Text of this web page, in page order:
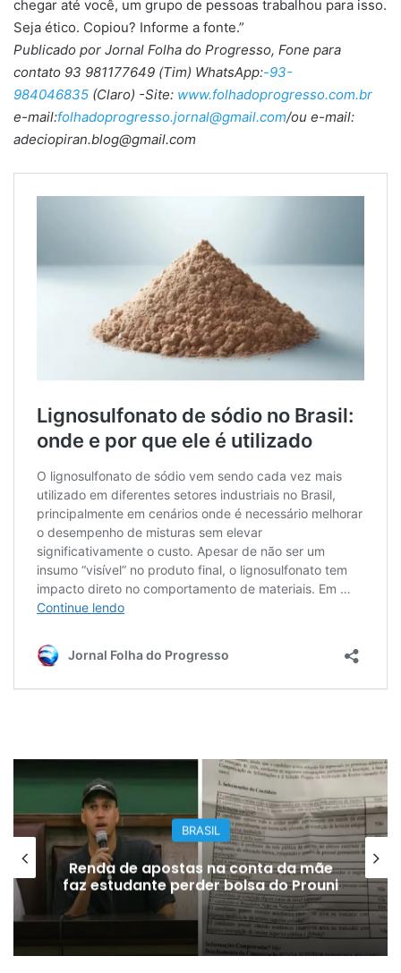
chegar até você, um grupo de pessoas trabalhou para isso.
Seja ético. Copiou? Informe a fonte.”
Publicado por Jornal Folha do Progresso, Fone para
contato 93 981177649 (Tim) WhatsApp:-93-
984046835 (Claro) -Site: www.folhadoprogresso.com.br
e-mail:folhadoprogresso.jornal@gmail.com/ou e-mail:
adeciopiran.blog@gmail.com
BRASIL
Renda de apostas na conta da mãe
faz estudante perder bolsa do Prouni